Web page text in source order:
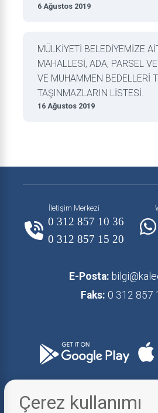
6 Ağustos 2019
MÜLKİYETİ BELEDİYEMİZE
MAHALLESİ, ADA, PARSEL
VE MUHAMMEN BEDELLERİ
TAŞINMAZLARIN LİSTESİ.
16 Ağustos 2019
İletişim Merkezi
0 312 857 10 36
0 312 857 15 20
E-Posta:
Faks: 0 312 857
Çerez kullanımı